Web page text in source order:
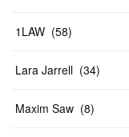
1LAW (58)
Lara Jarrell (34)
Maxim Saw (8)